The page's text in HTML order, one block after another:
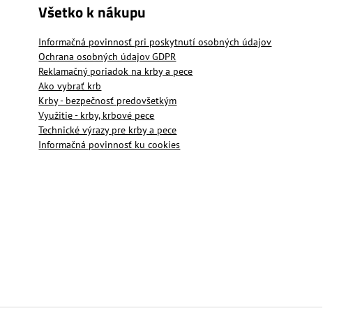
Všetko k nákupu
Informačná povinnosť pri poskytnutí osobných údajov
Ochrana osobných údajov GDPR
Reklamačný poriadok na krby a pece
Ako vybrať krb
Krby - bezpečnosť predovšetkým
Využitie - krby, krbové pece
Technické výrazy pre krby a pece
Informačná povinnosť ku cookies